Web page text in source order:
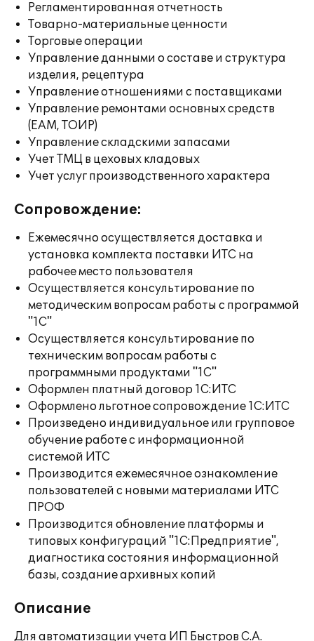
Регламентированная отчетность
Товарно-материальные ценности
Торговые операции
Управление данными о составе и структура
изделия, рецептура
Управление отношениями с поставщиками
Управление ремонтами основных средств
(EAM, ТОИР)
Управление складскими запасами
Учет ТМЦ в цеховых кладовых
Учет услуг производственного характера
Сопровождение:
Ежемесячно осуществляется доставка и
установка комплекта поставки ИТС на
рабочее место пользователя
Осуществляется консультирование по
методическим вопросам работы с программой
"1С"
Осуществляется консультирование по
техническим вопросам работы с
программными продуктами "1С"
Оформлен платный договор 1С:ИТС
Оформлено льготное сопровождение 1С:ИТС
Произведено индивидуальное или групповое
обучение работе с информационной
системой ИТС
Производится ежемесячное ознакомление
пользователей с новыми материалами ИТС
ПРОФ
Производится обновление платформы и
типовых конфигураций "1С:Предприятие",
диагностика состояния информационной
базы, создание архивных копий
Описание
Для автоматизации учета ИП Быстров С.А.